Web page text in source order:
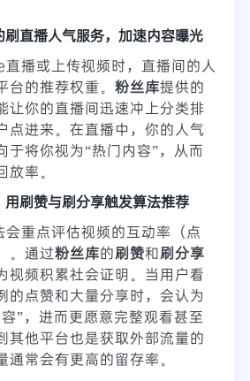
刷直播人气服务，加速内容曝光
播或上传视频时，直播间的人
的推荐权重。 粉丝库提供的
让你的直播间迅速冲上分类排
点进来。在直播中，你的人气
于将你视为“热门内容”，从而
率。
刷赞与刷分享触发算法推荐
重点评估视频的互动率（点
。通过粉丝库的刷赞和刷分享
视频积累社会证明。当用户看
的点赞和大量分享时，会认为
”，进而更愿意完整观看甚至
其他平台也是获取外部流量的
通常会有更高的留存率。